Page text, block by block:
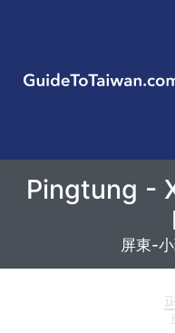
Ferry
往返屏東與小琉球嶼之
Pingtung -
屏東-